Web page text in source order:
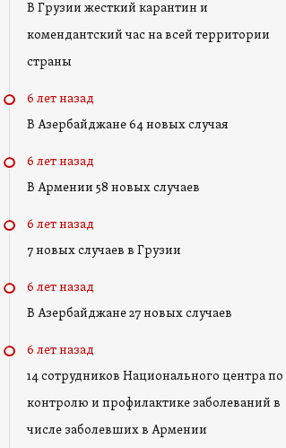
В Грузии жесткий карантин и
комендантский час на всей территории
страны
6 лет назад
В Азербайджане 64 новых случая
6 лет назад
В Армении 58 новых случаев
6 лет назад
7 новых случаев в Грузии
6 лет назад
В Азербайджане 27 новых случаев
6 лет назад
14 сотрудников Национального центра по
контролю и профилактике заболеваний в
числе заболевших в Армении